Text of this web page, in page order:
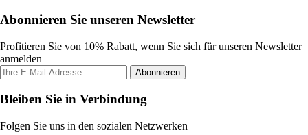
Abonnieren Sie unseren Newsletter
Profitieren Sie von 10% Rabatt, wenn Sie sich für unseren Newsletter
anmelden
Abonnieren
Bleiben Sie in Verbindung
Folgen Sie uns in den sozialen Netzwerken